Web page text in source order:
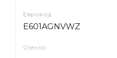
Еврокод
E601AGNVWZ
Стекло